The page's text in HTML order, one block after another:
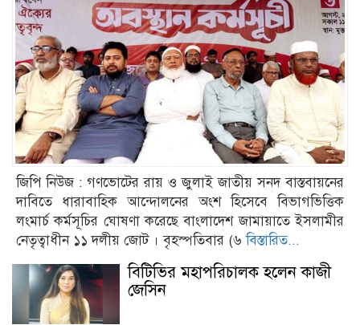
Tes news today
রুদ্র মুহম্মদ শহিদুল্লাহর জন্মদিন আজ
কবি শামসুর রাহমানের ৮৯তম জন্মদিন
জিপি নিউজ : গণভোটের রায় ও জুলাই জাতীয় সনদ বাস্তবায়নের
দাবিতে ধারাবাহিক আন্দোলনের অংশ হিসেবে বিভাগভিত্তিক
লংমার্চ কর্মসূচির ঘোষণা করেছে বাংলাদেশ জামায়াতে ইসলামীর
নেতৃত্বাধীন ১১ দলীয় জোট । বৃহস্পতিবার (৬বিস্তারিত...
বিটিভির মহাপরিচালক হলেন কাজী
জেসিন